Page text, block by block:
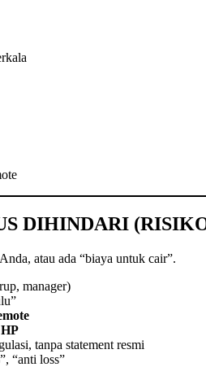
DIHINDARI
atau ada “biaya untuk cair”.
manager)
tanpa statement resmi
“anti loss”